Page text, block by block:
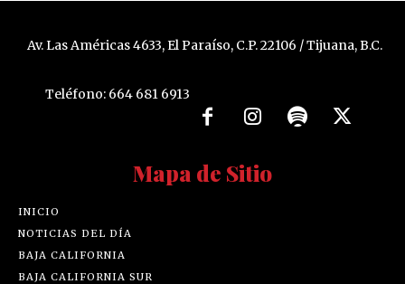
Av. Las Américas 4633, El Paraíso, C.P. 22106 / Tijuana, B.C.
Teléfono: 664 681 6913
Mapa de Sitio
INICIO
NOTICIAS DEL DÍA
BAJA CALIFORNIA
BAJA CALIFORNIA SUR